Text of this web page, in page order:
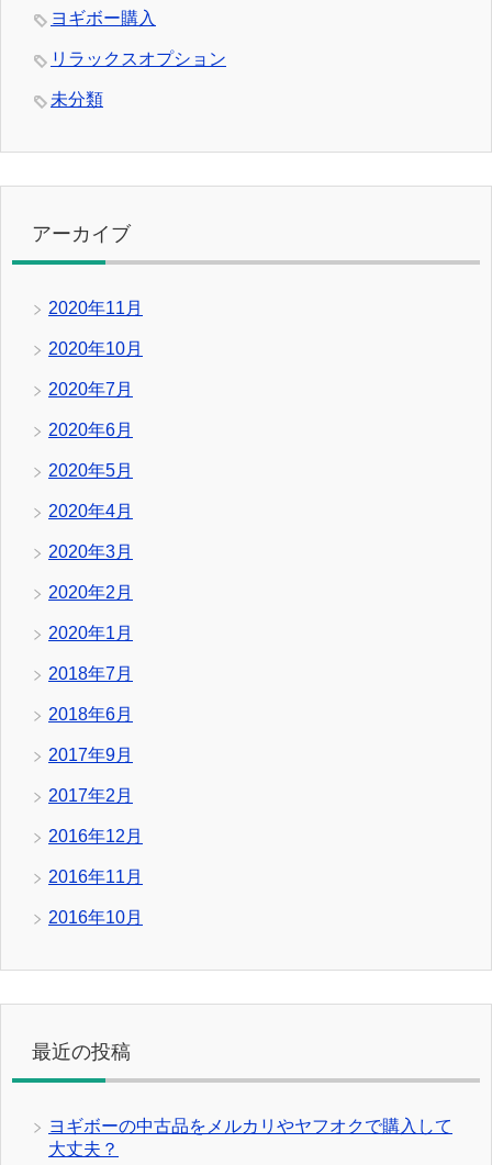
ヨギボー購入
リラックスオプション
未分類
アーカイブ
2020年11月
2020年10月
2020年7月
2020年6月
2020年5月
2020年4月
2020年3月
2020年2月
2020年1月
2018年7月
2018年6月
2017年9月
2017年2月
2016年12月
2016年11月
2016年10月
最近の投稿
ヨギボーの中古品をメルカリやヤフオクで購入して
大丈夫？